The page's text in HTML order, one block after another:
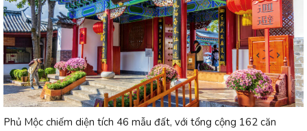
Phủ Mộc chiếm diện tích 46 mẫu đất, với tổng cộng 162 căn